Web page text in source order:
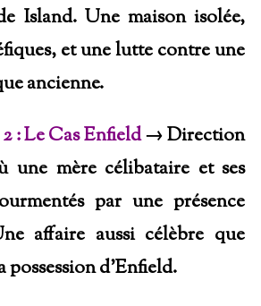
Island. Une maison isolée,
et une lutte contre une
ancienne.
: Le Cas Enfield→ Direction
une mère célibataire et ses
par une présence
affaire aussi célèbre que
possession d’Enfield.